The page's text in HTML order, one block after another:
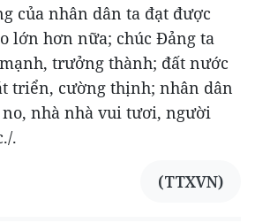
của nhân dân ta đạt được
lớn hơn nữa; chúc Đảng ta
trưởng thành; đất nước
triển, cường thịnh; nhân dân
no, nhà nhà vui tươi, người
.
(TTXVN)